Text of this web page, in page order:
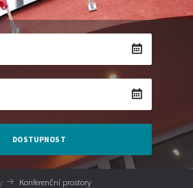
DOSTUPNOST
Konferenční prostory